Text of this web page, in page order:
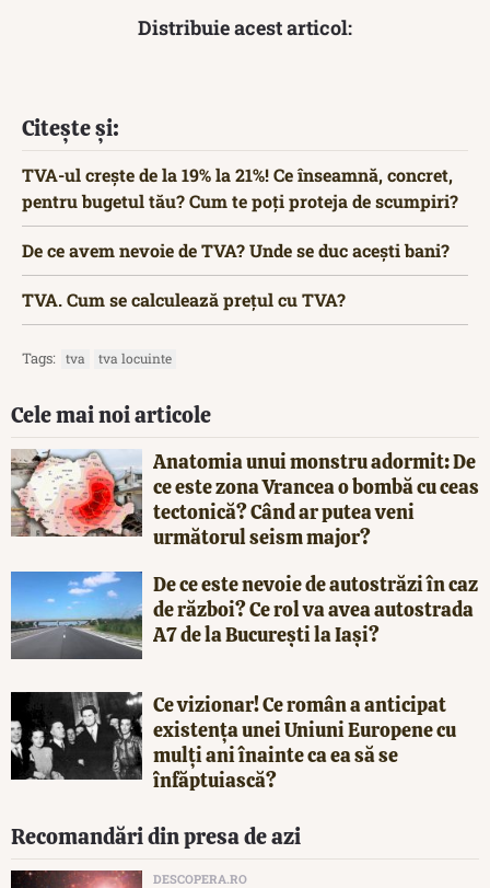
Distribuie acest articol:
Citește și:
TVA-ul crește de la 19% la 21%! Ce înseamnă, concret,
pentru bugetul tău? Cum te poți proteja de scumpiri?
De ce avem nevoie de TVA? Unde se duc acești bani?
TVA. Cum se calculează prețul cu TVA?
Tags: tva tva locuinte
Cele mai noi articole
Anatomia unui monstru adormit: De
ce este zona Vrancea o bombă cu ceas
tectonică? Când ar putea veni
următorul seism major?
De ce este nevoie de autostrăzi în caz
de război? Ce rol va avea autostrada
A7 de la București la Iași?
Ce vizionar! Ce român a anticipat
existența unei Uniuni Europene cu
mulți ani înainte ca ea să se
înfăptuiască?
Recomandări din presa de azi
DESCOPERA.RO